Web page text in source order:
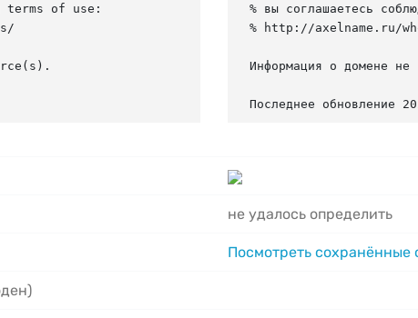
terms of use:
% вы соглашаетесь
% http://axelname.ru/
Информация о домене не
Последнее обновление
не удалось определить
Посмотреть сохранённые